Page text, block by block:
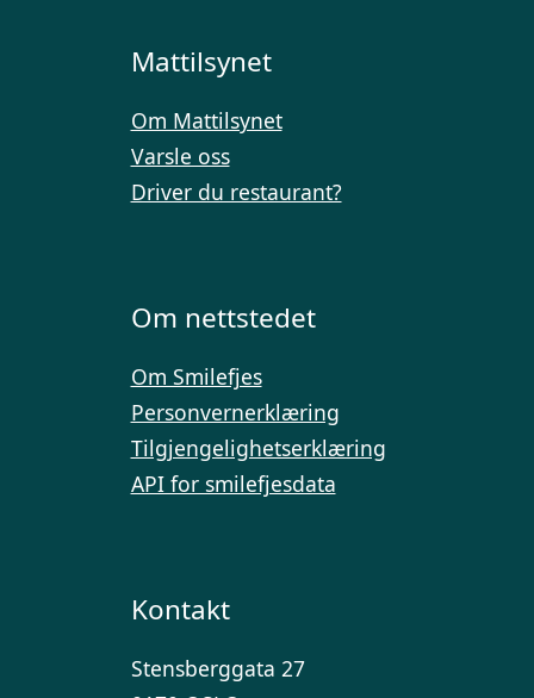
Mattilsynet
Om Mattilsynet
Varsle oss
Driver du restaurant?
Om nettstedet
Om Smilefjes
Personvernerklæring
Tilgjengelighetserklæring
API for smilefjesdata
Kontakt
Stensberggata 27